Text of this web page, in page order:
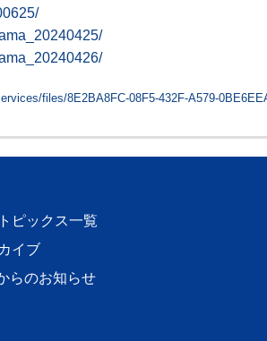
files/8E2BA8FC-08F5-432F-A579-
ピックス一覧
イブ
らのお知らせ